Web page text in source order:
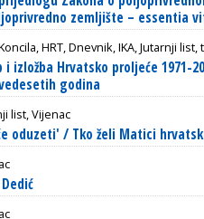
zemljište – essentia
HRT, Dnevnik, IKA, Jutarnji
izložba Hrvatsko proljeće 1971-
godina
list, Vijenac
oduzeti' / Tko želi Matici